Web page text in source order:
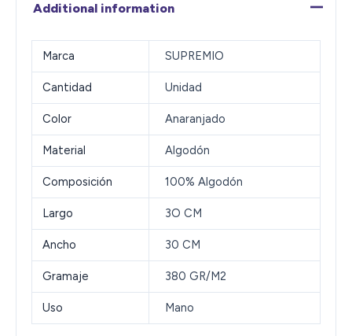
Additional information
Marca SUPREMIO
Cantidad Unidad
Color Anaranjado
Material Algodón
Composición 100% Algodón
Largo 3O CM
Ancho 30 CM
Gramaje 380 GR/M2
Uso Mano